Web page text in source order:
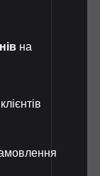
на
клієнтів